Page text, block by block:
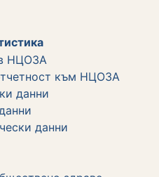
НЦОЗА
към НЦОЗА
данни
данни